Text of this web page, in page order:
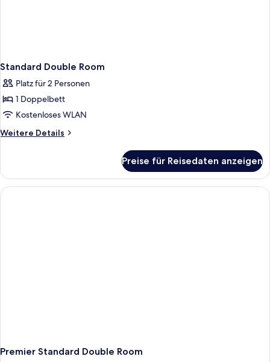
Standard Double Room
Platz für 2 Personen
1 Doppelbett
Kostenloses WLAN
Weitere Details
Weitere
Double
Room
Preise für Reisedaten anzeigen
Premier Standard Double Room